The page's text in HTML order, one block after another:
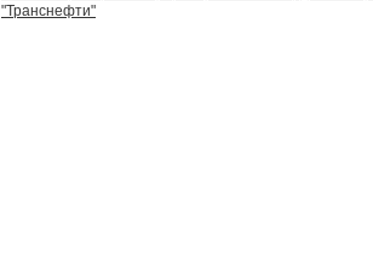
"Транснефти"